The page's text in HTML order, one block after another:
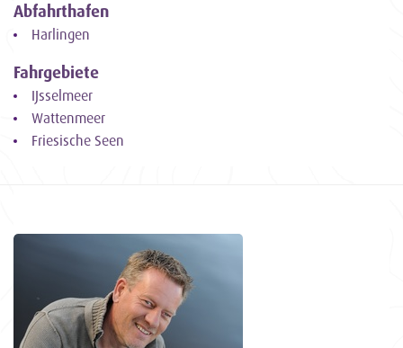
Abfahrthafen
Harlingen
Fahrgebiete
IJsselmeer
Wattenmeer
Friesische Seen